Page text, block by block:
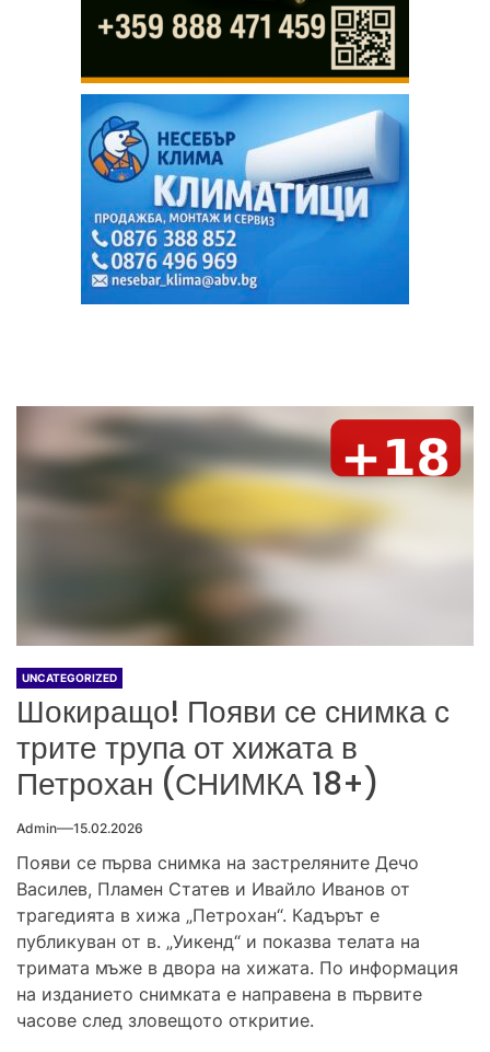
UNCATEGORIZED
Шокиращо! Появи се снимка с
трите трупа от хижата в
Петрохан (СНИМКА 18+)
Admin 15.02.2026
Появи се първа снимка на застреляните Дечо
Василев, Пламен Статев и Ивайло Иванов от
трагедията в хижа „Петрохан“. Кадърът е
публикуван от в. „Уикенд“ и показва телата на
тримата мъже в двора на хижата. По информация
на изданието снимката е направена в първите
часове след зловещото откритие.